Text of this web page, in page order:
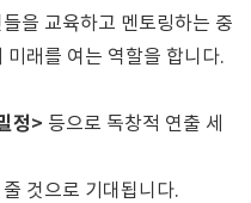
을 교육하고 멘토링하는 중
래를 여는 역할을 합니다.
정> 등으로 독창적 연출 세
것으로 기대됩니다.